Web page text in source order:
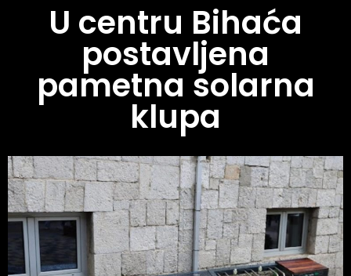
U centru Bihaća
postavljena
pametna solarna
klupa